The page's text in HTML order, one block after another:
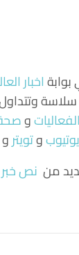
اخبار
سلاسة
الفعالياتو
يوتيوبوتويترو
من نص خبر